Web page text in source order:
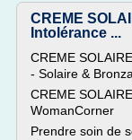
CREME
Intolérance ...
CREME
- Solaire &
CREME
WomanCorner
Prendre soin de